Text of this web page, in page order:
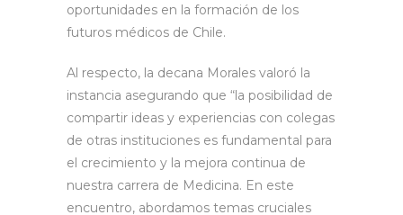
oportunidades en la formación de los
futuros médicos de Chile.
Al respecto, la decana Morales valoró la
instancia asegurando que “la posibilidad de
compartir ideas y experiencias con colegas
de otras instituciones es fundamental para
el crecimiento y la mejora continua de
nuestra carrera de Medicina. En este
encuentro, abordamos temas cruciales